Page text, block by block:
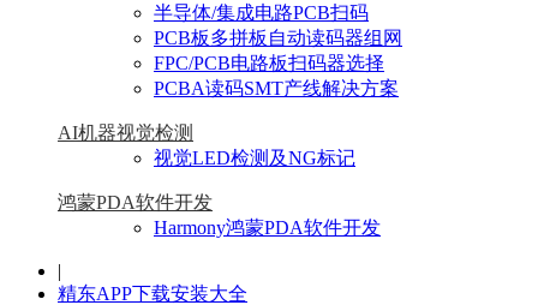
半导体/集成电路PCB扫码
PCB板多拼板自动读码器组网
FPC/PCB电路板扫码器选择
PCBA读码SMT产线解决方案
AI机器视觉检测
视觉LED检测及NG标记
鸿蒙PDA软件开发
Harmony鸿蒙PDA软件开发
|
精东APP下载安装大全